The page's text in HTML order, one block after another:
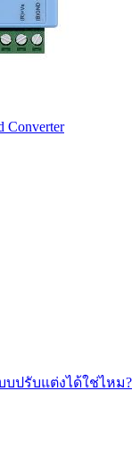
Converter
ปรับแต่งได้ใช่ไหม?